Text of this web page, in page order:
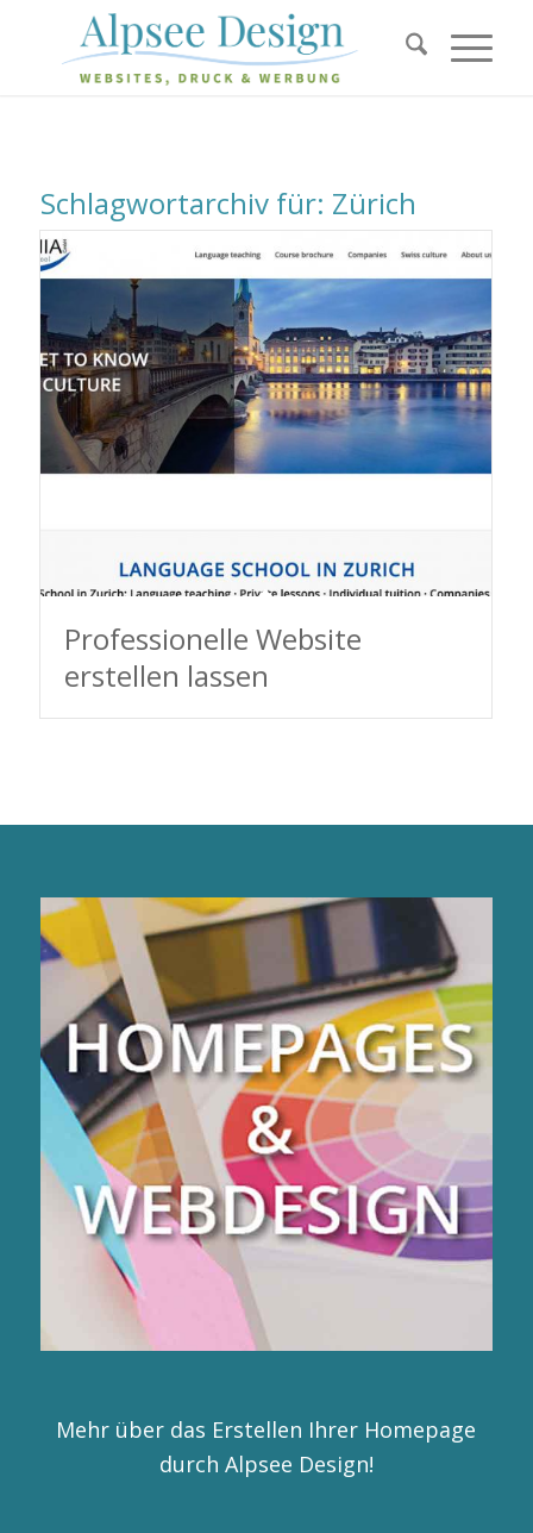
Schlagwortarchiv für: Zürich
Professionelle Website
erstellen lassen
Mehr über das Erstellen Ihrer Homepage
durch Alpsee Design!